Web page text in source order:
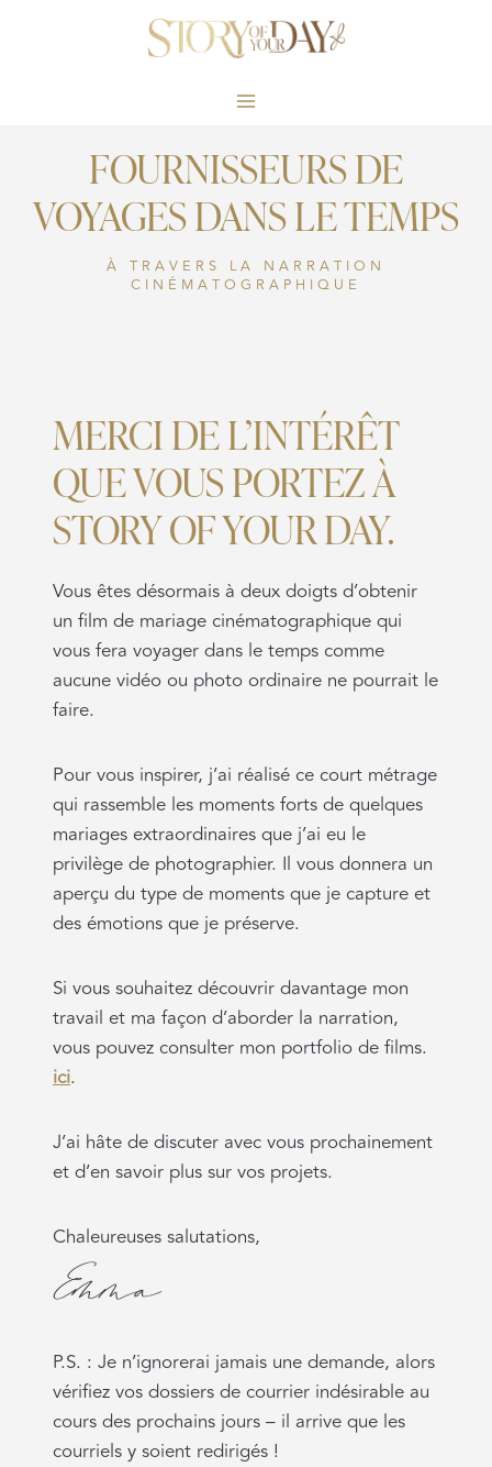
FOURNISSEURS DE
VOYAGES DANS LE TEMPS
À TRAVERS LA NARRATION
CINÉMATOGRAPHIQUE
MERCI DE L’INTÉRÊT
QUE VOUS PORTEZ À
STORY OF YOUR DAY.
Vous êtes désormais à deux doigts d’obtenir
un film de mariage cinématographique qui
vous fera voyager dans le temps comme
aucune vidéo ou photo ordinaire ne pourrait le
faire.
Pour vous inspirer, j’ai réalisé ce court métrage
qui rassemble les moments forts de quelques
mariages extraordinaires que j’ai eu le
privilège de photographier. Il vous donnera un
aperçu du type de moments que je capture et
des émotions que je préserve.
Si vous souhaitez découvrir davantage mon
travail et ma façon d’aborder la narration,
vous pouvez consulter mon portfolio de films.
ici.
J’ai hâte de discuter avec vous prochainement
et d’en savoir plus sur vos projets.
Chaleureuses salutations,
P.S. : Je n’ignorerai jamais une demande, alors
vérifiez vos dossiers de courrier indésirable au
cours des prochains jours – il arrive que les
courriels y soient redirigés !